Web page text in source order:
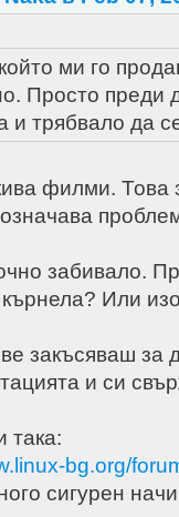
ми го
Просто преди
и трябвало да
филми. Това
забивало.
Или
закъсяваш за
и си
така:
bg.org/
сигурен